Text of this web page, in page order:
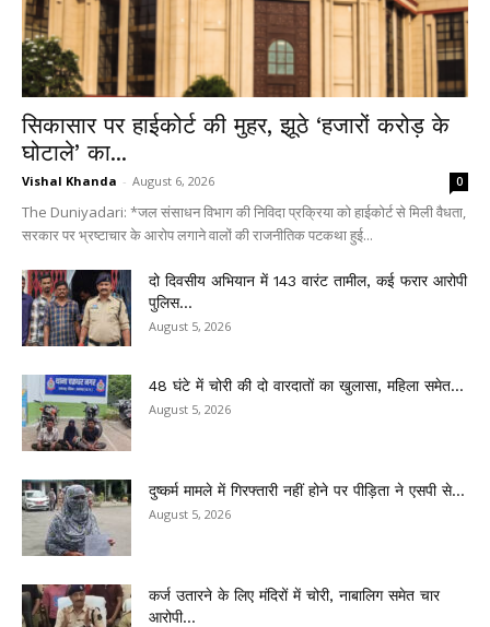
सिकासार पर हाईकोर्ट की मुहर, झूठे ‘हजारों करोड़ के
घोटाले’ का...
Vishal Khanda - August 6, 2026 0
The Duniyadari: *जल संसाधन विभाग की निविदा प्रक्रिया को हाईकोर्ट से मिली वैधता,
सरकार पर भ्रष्टाचार के आरोप लगाने वालों की राजनीतिक पटकथा हुई...
दो दिवसीय अभियान में 143 वारंट तामील, कई फरार आरोपी
पुलिस...
August 5, 2026
48 घंटे में चोरी की दो वारदातों का खुलासा, महिला समेत...
August 5, 2026
दुष्कर्म मामले में गिरफ्तारी नहीं होने पर पीड़िता ने एसपी से...
August 5, 2026
कर्ज उतारने के लिए मंदिरों में चोरी, नाबालिग समेत चार
आरोपी...